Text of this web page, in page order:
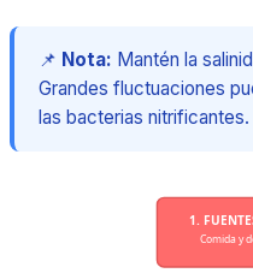
📌 Nota: Mantén la
Grandes fluctuaciones
las bacterias nitrificantes.
1.
Comida y